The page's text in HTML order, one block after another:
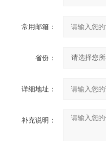
常用邮箱：
省份：
详细地址：
补充说明：